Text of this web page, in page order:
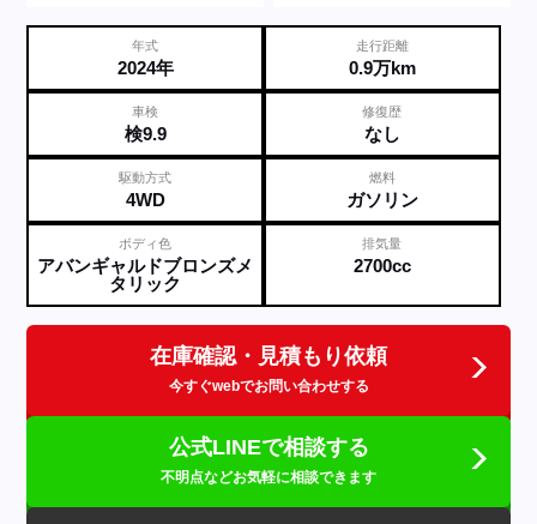
年式
2024年
走行距離
0.9万km
車検
検9.9
修復歴
なし
駆動方式
4WD
燃料
ガソリン
ボディ色
アバンギャルドブロンズメ
タリック
排気量
2700cc
在庫確認・見積もり依頼
今すぐwebでお問い合わせする
公式LINEで相談する
不明点などお気軽に相談できます